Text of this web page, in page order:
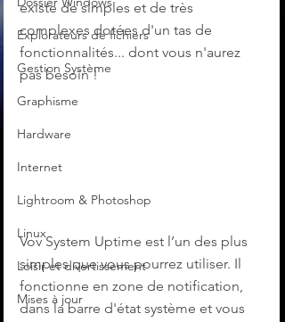
Explorateurs de fichiers
Gestion Système
Graphisme
Hardware
Internet
Lightroom & Photoshop
Linux
Loisir et divertissement
Mises à jour
existe de simples et de très
complexes dotées d'un tas de
fonctionnalités... dont vous n'aurez
pas besoin !
Vov System Uptime est l’un des plus
simples que vous pourrez utiliser. Il
fonctionne en zone de notification,
dans la barre d'état système et vous